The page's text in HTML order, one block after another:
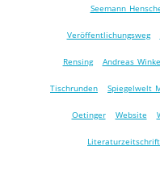
Seemann
Veröffentlichungsweg
Rensing Andreas
Tischrunden Spiegelwelt
Oetinger Website